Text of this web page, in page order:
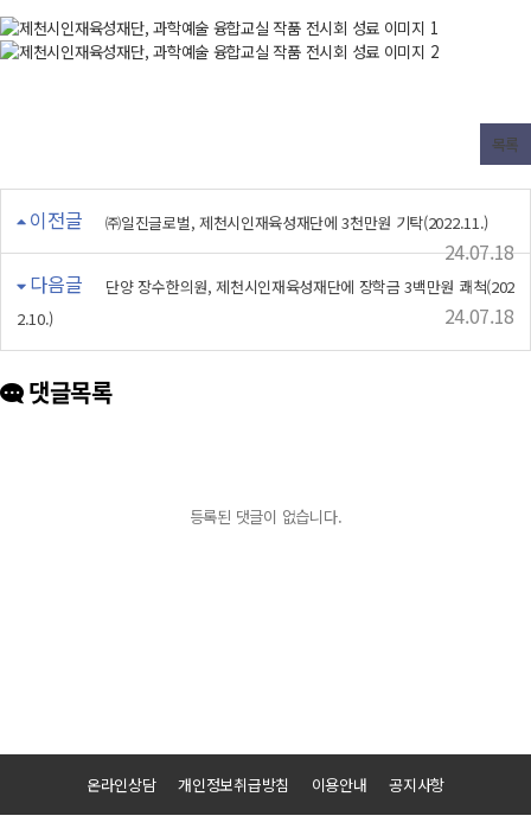
목록
이전글 ㈜일진글로벌, 제천시인재육성재단에 3천만원 기탁(2022.11.)
24.07.18
다음글
단양 장수한의원, 제천시인재육성재단에 장학금 3백만원 쾌척(202
2.10.)
24.07.18
댓글목록
등록된 댓글이 없습니다.
온라인상담 개인정보취급방침 이용안내 공지사항